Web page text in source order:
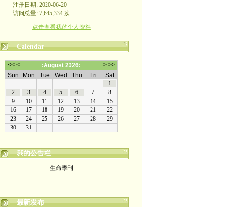
注册日期: 2020-06-20
访问总量: 7,645,334 次
点击查看我的个人资料
Calendar
我的公告栏
生命季刊
最新发布